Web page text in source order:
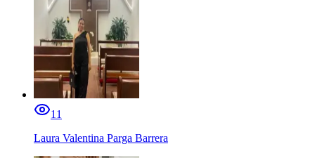
11
Laura Valentina Parga Barrera